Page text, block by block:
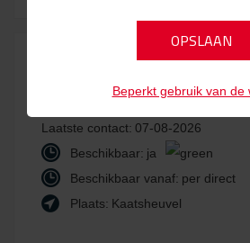
Laatste contact: 07-08-2026
Beschikbaar: ja
Beschikbaar vanaf: per direct
Plaats: Kaatsheuvel
Beperkt gebruik van de